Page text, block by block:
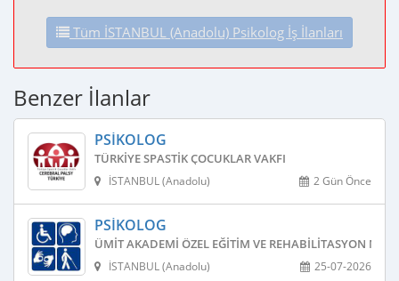
Tüm İSTANBUL (Anadolu) Psikolog İş İlanları
Benzer İlanlar
PSIKOLOG
TÜRKIYE SPASTIK ÇOCUKLAR VAKFI
2 Gün Önce
İSTANBUL (Anadolu)
PSIKOLOG
ÜMIT AKADEMI ÖZEL EĞITIM VE REHABILITASYON
25-07-2026
İSTANBUL (Anadolu)